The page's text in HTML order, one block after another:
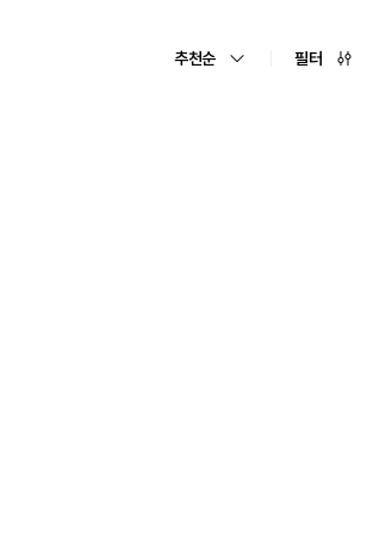
추천순 필터